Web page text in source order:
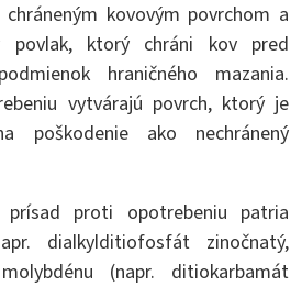
kovovým povrchom a
povlak, ktorý chráni kov pred
hraničného mazania.
vytvárajú povrch, ktorý je
poškodenie ako nechránený
proti opotrebeniu patria
dialkylditiofosfát zinočnatý,
(napr. ditiokarbamát